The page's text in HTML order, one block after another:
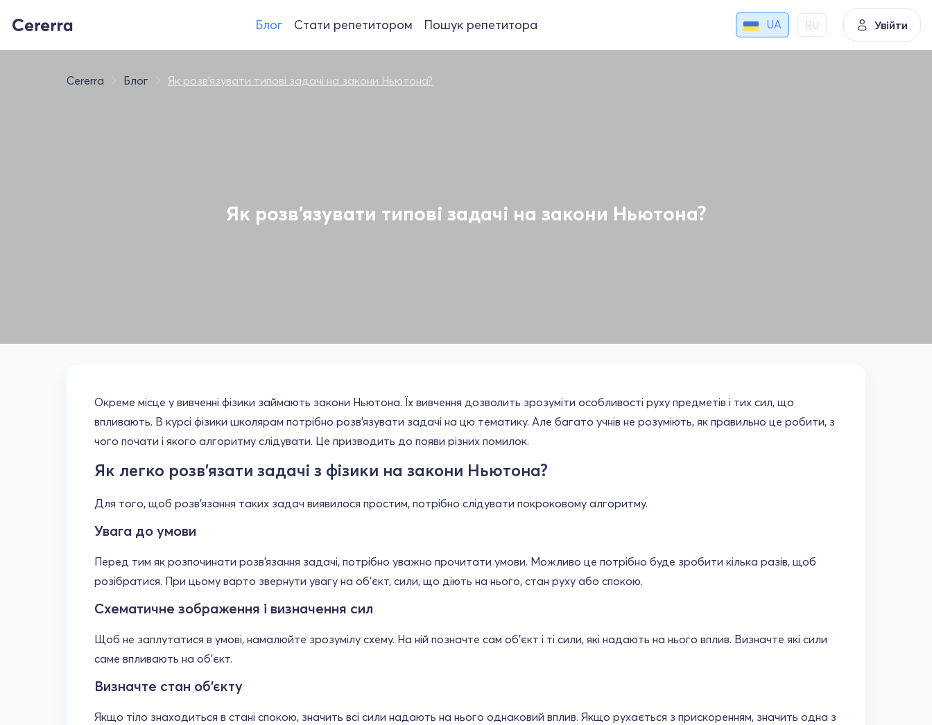
Блог Стати репетитором Пошук репетитора UA RU Увійти
Cererra Блог Як розв'язувати типові задачі на закони Ньютона?
Як розв'язувати типові задачі на закони Ньютона?
Окреме місце у вивченні фізики займають закони Ньютона. Їх вивчення дозволить зрозуміти особливості руху предметів і тих сил, що
впливають. В курсі фізики школярам потрібно розв'язувати задачі на цю тематику. Але багато учнів не розуміють, як правильно це робити, з
чого почати і якого алгоритму слідувати. Це призводить до появи різних помилок.
Як легко розв'язати задачі з фізики на закони Ньютона?
Для того, щоб розв'язання таких задач виявилося простим, потрібно слідувати покроковому алгоритму.
Увага до умови
Перед тим як розпочинати розв'язання задачі, потрібно уважно прочитати умови. Можливо це потрібно буде зробити кілька разів, щоб
розібратися. При цьому варто звернути увагу на об'єкт, сили, що діють на нього, стан руху або спокою.
Схематичне зображення і визначення сил
Щоб не заплутатися в умові, намалюйте зрозумілу схему. На ній позначте сам об'єкт і ті сили, які надають на нього вплив. Визначте які сили
саме впливають на об'єкт.
Визначте стан об'єкту
Якщо тіло знаходиться в стані спокою, значить всі сили надають на нього однаковий вплив. Якщо рухається з прискоренням, значить одна з